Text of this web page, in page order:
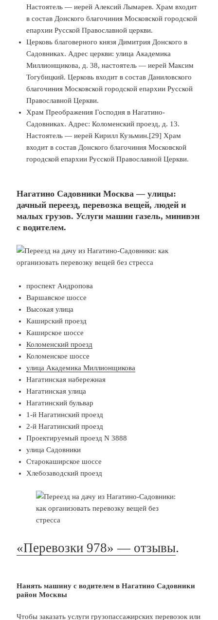
Настоятель — иерей Алексий Лымарев. Храм входит
в состав Донского благочиния Московской городской
епархии Русской Православной церкви.
Церковь благоверного князя Димитрия Донского в
Садовниках. Адрес церкви: улица Академика
Миллионщикова, д. 38, настоятель — иерей Максим
Тогубицкий. Церковь входит в состав Даниловского
благочиния Московской городской епархии Русской
Православной Церкви.
Храм Преображения Господня в Нагатино-
Садовниках. Адрес: Коломенский проезд, д. 13.
Настоятель — иерей Кирилл Кузьмин.[29] Храм
входит в состав Донского благочиния Московской
городской епархии Русской Православной Церкви.
Нагатино Садовники Москва — улицы:
дачный переезд, перевозка вещей, людей и
малых грузов. Услуги машин газель, минивэн
с водителем.
проспект Андропова
Варшавское шоссе
Высокая улица
Каширский проезд
Каширское шоссе
Коломенский проезд
Коломенское шоссе
улица Академика Миллионщикова
Нагатинская набережная
Нагатинская улица
Нагатинский бульвар
1-й Нагатинский проезд
2-й Нагатинский проезд
Проектируемый проезд N 3888
улица Садовники
Старокаширское шоссе
Хлебозаводский проезд
«Перевозки 978» — отзывы.
Нанять машину с водителем в Нагатино Садовники
район Москвы
Чтобы заказать услуги грузопассажирских перевозок или